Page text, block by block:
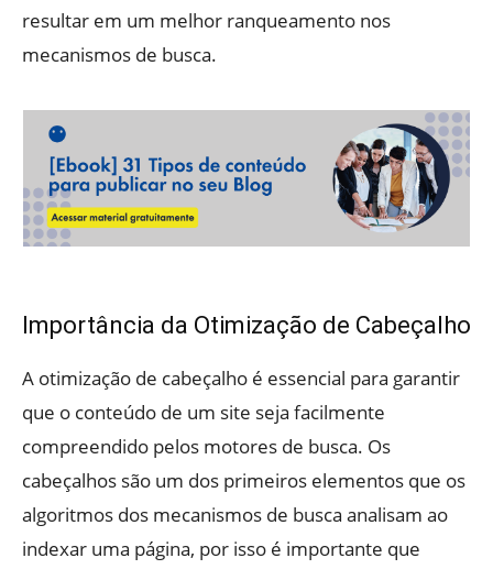
resultar em um melhor ranqueamento nos
mecanismos de busca.
Importância da Otimização de Cabeçalho
A otimização de cabeçalho é essencial para garantir
que o conteúdo de um site seja facilmente
compreendido pelos motores de busca. Os
cabeçalhos são um dos primeiros elementos que os
algoritmos dos mecanismos de busca analisam ao
indexar uma página, por isso é importante que